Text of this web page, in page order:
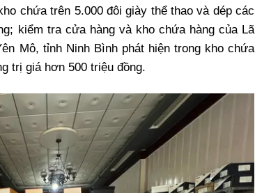
chứa trên 5.000 đôi giày thể thao và dép các
kiểm tra cửa hàng và kho chứa hàng của Lã
Mô, tỉnh Ninh Bình phát hiện trong kho chứa
trị giá hơn 500 triệu đồng.